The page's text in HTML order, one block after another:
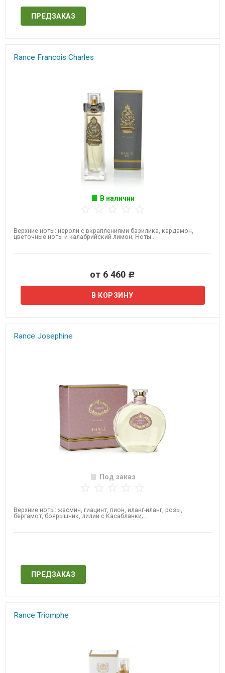
ПРЕДЗАКАЗ
Rance Francois Charles
В наличии
Верхние ноты: нероли с вкраплениями базилика, кардамон,
цветочные ноты и калабрийский лимон; Ноты...
от 6 460 Р
Rance Josephine
Под заказ
Верхние ноты: жасмин, гиацинт, пион, иланг-иланг, розы,
бергамот, боярышник, лилии с Касабланки;...
ПРЕДЗАКАЗ
Rance Triomphe